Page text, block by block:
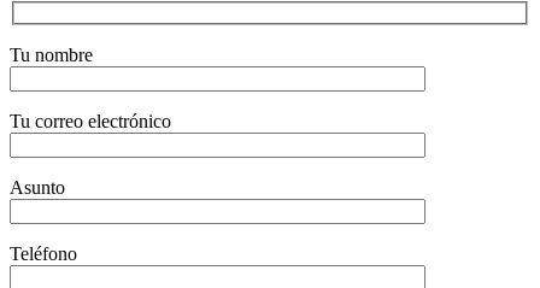
Tu nombre
Tu correo electrónico
Asunto
Teléfono